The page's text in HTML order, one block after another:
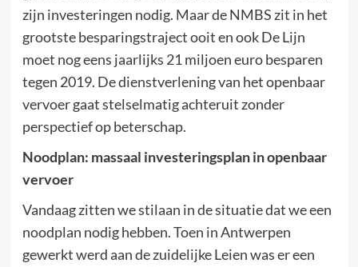
zijn investeringen nodig. Maar de NMBS zit in het
grootste besparingstraject ooit en ook De Lijn
moet nog eens jaarlijks 21 miljoen euro besparen
tegen 2019. De dienstverlening van het openbaar
vervoer gaat stelselmatig achteruit zonder
perspectief op beterschap.
Noodplan: massaal investeringsplan in openbaar
vervoer
Vandaag zitten we stilaan in de situatie dat we een
noodplan nodig hebben. Toen in Antwerpen
gewerkt werd aan de zuidelijke Leien was er een